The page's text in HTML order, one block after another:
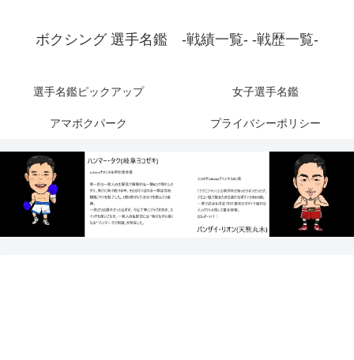
ボクシング 選手名鑑 -戦績一覧- -戦歴一覧-
選手名鑑ピックアップ 女子選手名鑑
アマボクパーク プライバシーポリシー